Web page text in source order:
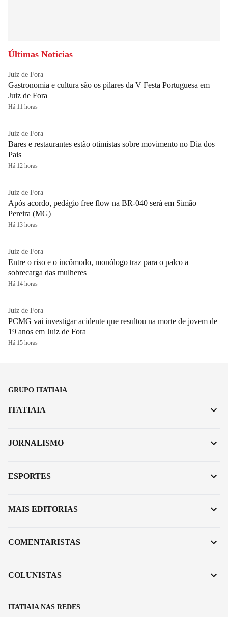
Últimas Notícias
Juiz de Fora
Gastronomia e cultura são os pilares da V Festa Portuguesa em
Juiz de Fora
Há 11 horas
Juiz de Fora
Bares e restaurantes estão otimistas sobre movimento no Dia dos
Pais
Há 12 horas
Juiz de Fora
Após acordo, pedágio free flow na BR-040 será em Simão
Pereira (MG)
Há 13 horas
Juiz de Fora
Entre o riso e o incômodo, monólogo traz para o palco a
sobrecarga das mulheres
Há 14 horas
Juiz de Fora
PCMG vai investigar acidente que resultou na morte de jovem de
19 anos em Juiz de Fora
Há 15 horas
GRUPO ITATIAIA
ITATIAIA NAS REDES
ITATIAIA
JORNALISMO
ESPORTES
MAIS EDITORIAS
COMENTARISTAS
COLUNISTAS